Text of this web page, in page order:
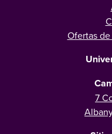
Ofertas
7